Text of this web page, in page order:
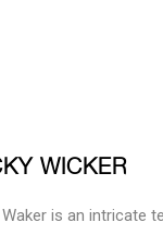
WICKER
is an intricate